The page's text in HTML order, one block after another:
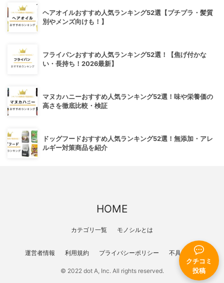
クチコミ
投稿
ヘアオイルおすすめ人気ランキング52選【プチプラ・髪質
別やメンズ向けも！】
フライパンおすすめ人気ランキング52選！【焦げ付かな
い・長持ち！2026最新】
マヌカハニーおすすめ人気ランキング52選！味や栄養価の
高さを徹底比較・検証
ドッグフードおすすめ人気ランキング52選！無添加・アレ
ルギー対策商品を紹介
HOME
カテゴリ一覧 モノシルとは
運営者情報 利用規約 プライバシーポリシー 不具合報告
© 2022 dot A, Inc. All rights reserved.